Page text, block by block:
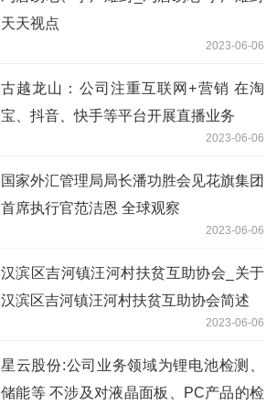
天天视点
2023-06-06
古越龙山：公司注重互联网+营销 在淘
宝、抖音、快手等平台开展直播业务
2023-06-06
国家外汇管理局局长潘功胜会见花旗集团
首席执行官范洁恩 全球观察
2023-06-06
汉滨区吉河镇汪河村扶贫互助协会_关于
汉滨区吉河镇汪河村扶贫互助协会简述
2023-06-06
星云股份:公司业务领域为锂电池检测、
储能等 不涉及对液晶面板、PC产品的检